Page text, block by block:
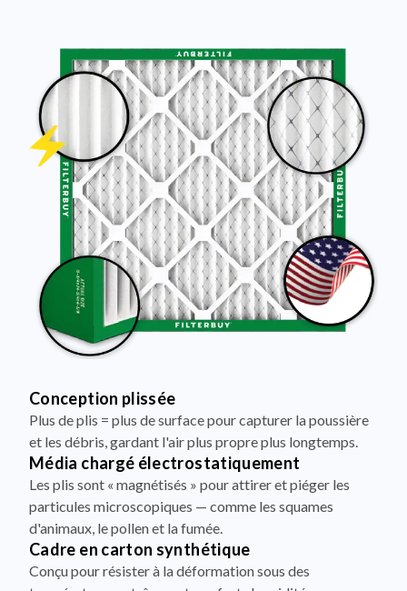
Conception plissée
Plus de plis = plus de surface pour capturer la poussière
et les débris, gardant l'air plus propre plus longtemps.
Média chargé électrostatiquement
Les plis sont « magnétisés » pour attirer et piéger les
particules microscopiques — comme les squames
d'animaux, le pollen et la fumée.
Cadre en carton synthétique
Conçu pour résister à la déformation sous des